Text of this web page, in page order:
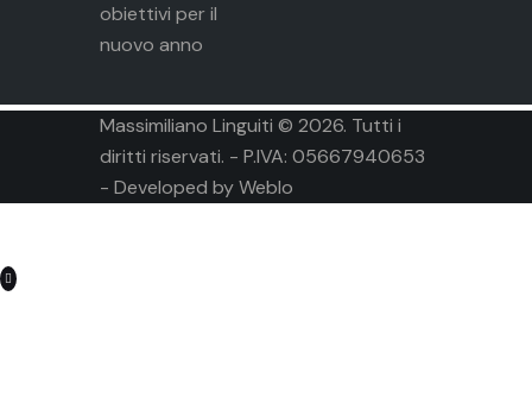
obiettivi per il
nuovo anno
Massimiliano Linguiti © 2026. Tutti i
diritti riservati. - P.IVA: 05667940653
- Developed byWeblo